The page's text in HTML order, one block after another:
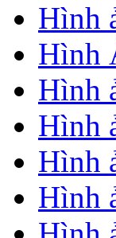
Hình
Hình
Hình
Hình
Hình
Hình